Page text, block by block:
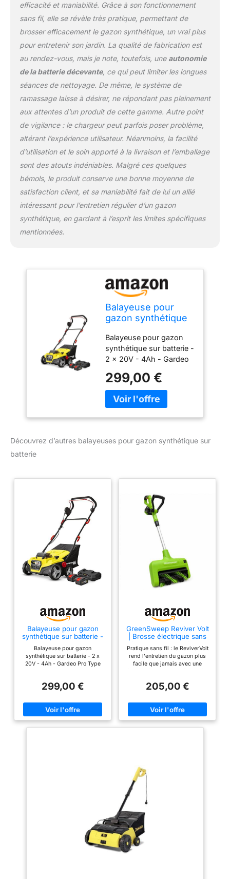
efficacité et maniabilité. Grâce à son fonctionnement
sans fil, elle se révèle très pratique, permettant de
brosser efficacement le gazon synthétique, un vrai plus
pour entretenir son jardin. La qualité de fabrication est
au rendez-vous, mais je note, toutefois, une autonomie
de la batterie décevante, ce qui peut limiter les longues
séances de nettoyage. De même, le système de
ramassage laisse à désirer, ne répondant pas pleinement
aux attentes d’un produit de cette gamme. Autre point
de vigilance : le chargeur peut parfois poser problème,
altérant l’expérience utilisateur. Néanmoins, la facilité
d’utilisation et le soin apporté à la livraison et l’emballage
sont des atouts indéniables. Malgré ces quelques
bémols, le produit conserve une bonne moyenne de
satisfaction client, et sa maniabilité fait de lui un allié
intéressant pour l’entretien régulier d’un gazon
synthétique, en gardant à l’esprit les limites spécifiques
mentionnées.
Balayeuse pour
gazon synthétique
20V - 4Ah - Gardeo
Pro
Balayeuse pour gazon
synthétique sur batterie -
2 x 20V - 4Ah - Gardeo
LAWN MOWER Marque:
GARDEO PRO
299,00 €
Découvrez d’autres balayeuses pour gazon synthétique sur
batterie
Balayeuse pour gazon
synthétique sur batterie -
Pro
Balayeuse pour gazon
synthétique sur batterie - 2 x
20V - 4Ah - Gardeo Pro Type
299,00 €
GreenSweep Reviver Volt
| Brosse électrique sans
nettoyeur de gazon léger,
restaure les fibres
d'herbe aplaties, soulève
poils d'animaux
Pratique sans fil : le ReviverVolt
rend l'entretien du gazon plus
facile que jamais avec une
batterie G Core 4 Ah offrent
fonctionnement pour une
performance de nettoyage sans
fil. Gazon mat restaure : conçu
fibres aplaties et mates pour
restaurer le volume et l'ampleur
tout en éliminant la saleté et la
poussière incrustées pour un
aspect rafraîchi, comme neuf.
Résultats puissants : la brosse
rotative de 30,5 cm de large,
800 tr/min glisse en douceur
sur le gazon pour soulever et
raviver la profondeur et
l'épaisseur du poil. Le contrôle
205,00 €